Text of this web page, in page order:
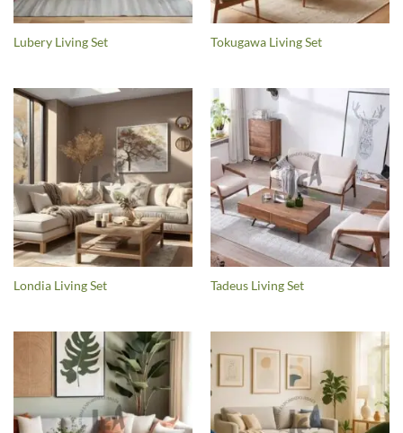
Lubery Living Set Tokugawa Living Set
Londia Living Set Tadeus Living Set